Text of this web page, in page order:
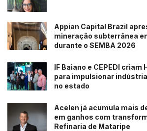
Appian Capital Brazil
mineração subterrânea
durante o SEMBA 2026
IF Baiano e CEPEDI criam
para impulsionar
no estado
Acelen já acumula mais
em ganhos com
Refinaria de Mataripe